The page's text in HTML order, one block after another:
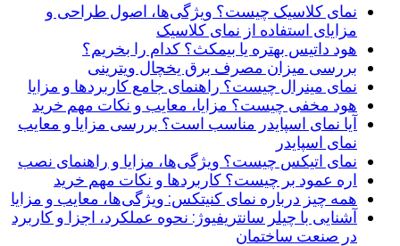
نمای کلاسیک چیست؟ ویژگی‌ها، اصول طراحی و
مزایای استفاده از نمای کلاسیک
هود داتیس بهتره یا بیمکث؟ کدام را بخریم؟
بررسی میزان مصرف برق یخچال ویترینی
نمای مینرال چیست؟ راهنمای جامع کاربردها و مزایا
هود مخفی چیست؟ مزایا، معایب و نکات مهم خرید
آیا نمای اسپایدر مناسب است؟ بررسی مزایا و معایب
نمای اسپایدر
نمای اتیکس چیست؟ ویژگی‌ها، مزایا و راهنمای نصب
اره عمود بر چیست؟ کاربردها و نکات مهم خرید
همه چیز درباره نمای کنیتکس: ویژگی‌ها، معایب و مزایا
آشنایی با چیلر سانتریفیوژ: نحوه عملکرد، اجزا و کاربرد
در صنعت ساختمان